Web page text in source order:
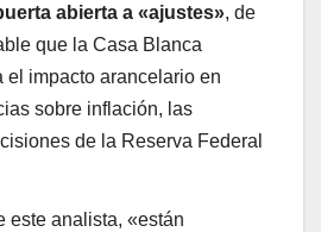
abierta a «ajustes», de
que la Casa Blanca
el impacto arancelario en
sobre inflación, las
de la Reserva Federal
este analista, «están